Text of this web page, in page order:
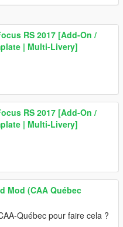
RS 2017 [Add-On /
| Multi-Livery]
RS 2017 [Add-On /
| Multi-Livery]
Mod (CAA Québec
Québec pour faire cela ?